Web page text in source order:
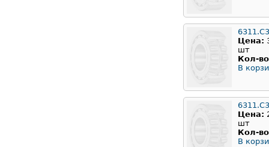
6311.C3
Цена:
шт
Кол-
В
Цена:
шт
Кол-
В